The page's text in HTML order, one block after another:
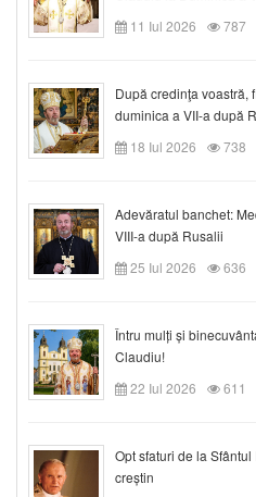
11 Iul 2026
787
După credinţa voastră,
duminica a VII-a după
18 Iul 2026
738
Adevăratul banchet:
VIII-a după Rusalii
25 Iul 2026
636
Întru mulți și
Claudiu!
22 Iul 2026
611
Opt sfaturi de la
creștin